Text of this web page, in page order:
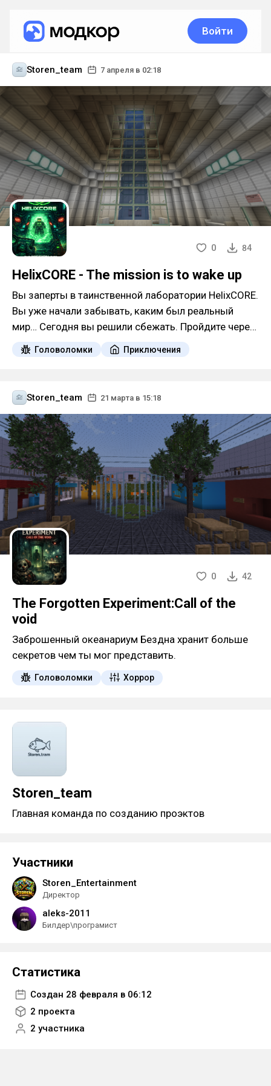
Войти
Storen_team 7 апреля в 02:18
0 84
HelixCORE - The mission is to wake up
Вы заперты в таинственной лаборатории HelixCORE.
Вы уже начали забывать, каким был реальный
мир… Сегодня вы решили сбежать. Пройдите через
испытания, избегайте опа...
Головоломки Приключения
Storen_team 21 марта в 15:18
0 42
The Forgotten Experiment:Call of the
void
Заброшенный океанариум Бездна хранит больше
секретов чем ты мог представить.
Головоломки Хоррор
Storen_team
Главная команда по созданию проэктов
Участники
Storen_Entertainment
Директор
aleks-2011
Билдер\програмист
Статистика
Создан 28 февраля в 06:12
2 проекта
2 участника